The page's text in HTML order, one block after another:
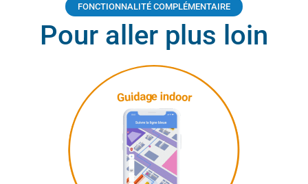
FONCTIONNALITÉ COMPLÉMENTAIRE
Pour aller plus loin